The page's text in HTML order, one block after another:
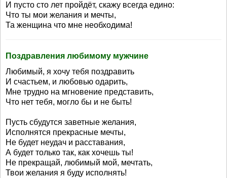
И пусто сто лет пройдёт, скажу всегда едино:
Что ты мои желания и мечты,
Та женщина что мне необходима!
Поздравления любимому мужчине
Любимый, я хочу тебя поздравить
И счастьем, и любовью одарить,
Мне трудно на мгновение представить,
Что нет тебя, могло бы и не быть!
Пусть сбудутся заветные желания,
Исполнятся прекрасные мечты,
Не будет неудач и расставания,
А будет только так, как хочешь ты!
Не прекращай, любимый мой, мечтать,
Твои желания я буду исполнять!